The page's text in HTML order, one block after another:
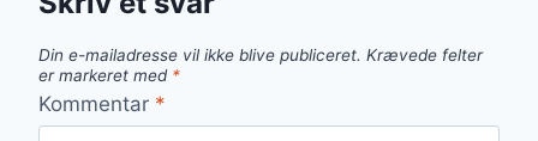
Din e-mailadresse vil ikke blive publiceret. Krævede felter
er markeret med *
Kommentar *